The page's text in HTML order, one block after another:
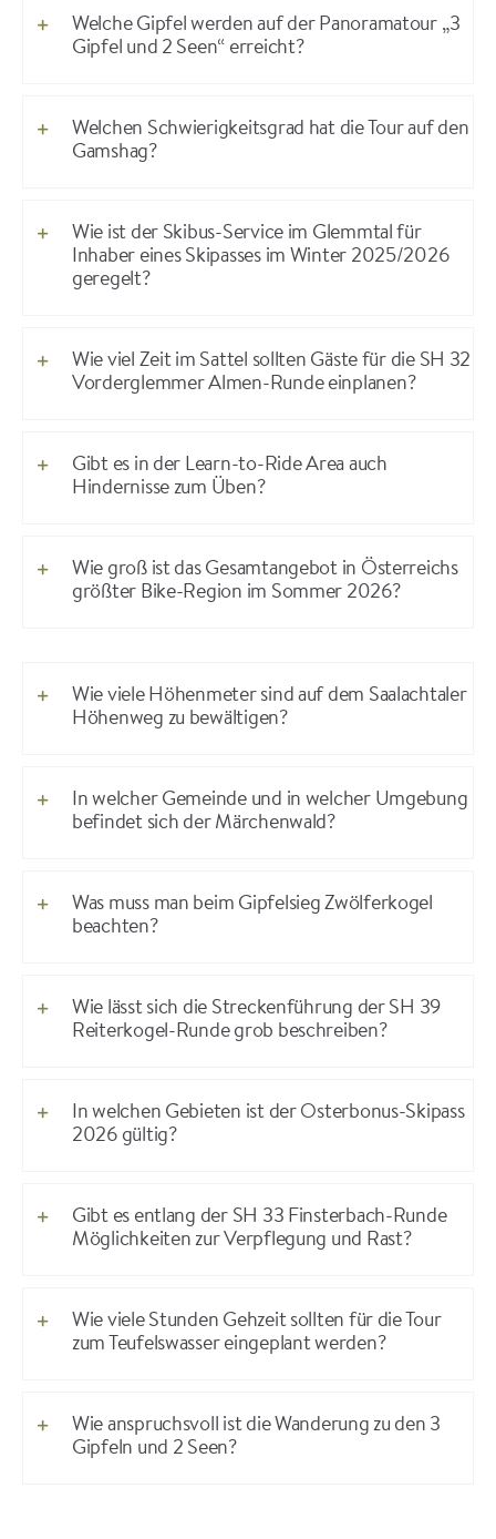
Welche Gipfel werden auf der Panoramatour „3
Gipfel und 2 Seen“ erreicht?
Welchen Schwierigkeitsgrad hat die Tour auf den
Gamshag?
Wie ist der Skibus-Service im Glemmtal für
Inhaber eines Skipasses im Winter 2025/2026
geregelt?
Wie viel Zeit im Sattel sollten Gäste für die SH 32
Vorderglemmer Almen-Runde einplanen?
Gibt es in der Learn-to-Ride Area auch
Hindernisse zum Üben?
Wie groß ist das Gesamtangebot in Österreichs
größter Bike-Region im Sommer 2026?
Wie viele Höhenmeter sind auf dem Saalachtaler
Höhenweg zu bewältigen?
In welcher Gemeinde und in welcher Umgebung
befindet sich der Märchenwald?
Was muss man beim Gipfelsieg Zwölferkogel
beachten?
Wie lässt sich die Streckenführung der SH 39
Reiterkogel-Runde grob beschreiben?
In welchen Gebieten ist der Osterbonus-Skipass
2026 gültig?
Gibt es entlang der SH 33 Finsterbach-Runde
Möglichkeiten zur Verpflegung und Rast?
Wie viele Stunden Gehzeit sollten für die Tour
zum Teufelswasser eingeplant werden?
Wie anspruchsvoll ist die Wanderung zu den 3
Gipfeln und 2 Seen?